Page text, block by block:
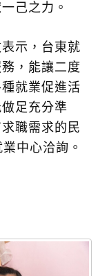
己之力。
示，台東就
，能讓二度
就業促進活
足充分準
職需求的民
中心洽詢。